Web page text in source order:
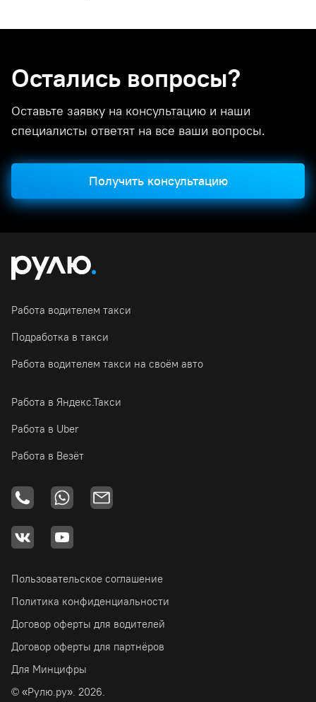
Остались вопросы?
Оставьте заявку на консультацию и наши
специалисты ответят на все ваши вопросы.
Получить консультацию
Работа водителем такси
Подработка в такси
Работа водителем такси на своём авто
Работа в Яндекс.Такси
Работа в Uber
Работа в Везёт
Пользовательское соглашение
Политика конфиденциальности
Договор оферты для водителей
Договор оферты для партнёров
Для Минцифры
© «Рулю.ру». 2026.